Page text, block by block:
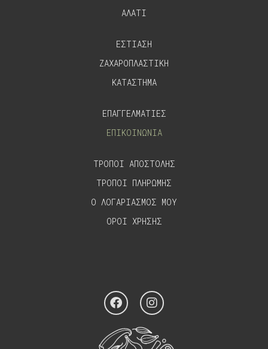
ΑΛΑΤΙ
ΕΣΤΙΑΣΗ
ΖΑΧΑΡΟΠΛΑΣΤΙΚΗ
ΚΑΤΑΣΤΗΜΑ
ΕΠΑΓΓΕΛΜΑΤΙΕΣ
ΕΠΙΚΟΙΝΩΝΙΑ
ΤΡΟΠΟΙ ΑΠΟΣΤΟΛΗΣ
ΤΡΟΠΟΙ ΠΛΗΡΩΜΗΣ
Ο ΛΟΓΑΡΙΑΣΜΟΣ ΜΟΥ
ΟΡΟΙ ΧΡΗΣΗΣ